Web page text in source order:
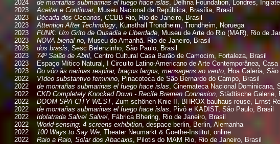
2024 de montañas submarinas el fuego hace islas, Delfina Foundation, Londres,
2023Aceitar e Continuar, Museu Nacional da República, Brasília, Brasil
2023 Década dos Oceanos, CCBB Rio, Rio de Janeiro, Brasil
2023Attention After Technology, Kunsthall Trondheim, Trondheim, Noruega
2023FUNK: Um Grito de Ousadia e Liberdade, Museu de Arte do Rio (MAR), Rio de
2023 NOVA bienal rio, Museu do Amanhã. Rio de Janeiro, Brasil
2023 dos brasis, Sesc Belenzinho, São Paulo, Brasil
2023 74º Salão de Abril, Centro Cultural Casa Barão de Camocim, Fortaleza, Brasil
2023 Espaço Mítico Natural, I Circuito Latino-Americano de Arte Contemporânea, Casa
2023Do vôo às narinas respirar, braços largos, mensagens ao vento, Hoa Galeria,
2022 Vídeo substantivo feminino, Pinacoteca de São Bernardo do Campo, Brasil
2022 de montañas submarinas el fuego hace islas, Cinemateca Nacional Dominicana,
2022 CKD Completely Knocked Down - Recife Bremen Connexion, Städtische Galerie,
2022 DOOM SPA CITY WEST, Zum schönen Knie II, BHROX bauhaus reuse, Ernst-
2022 de montañas submarinas el fuego hace islas, Pivô e KADIST, São Paulo, Brasil
2022 Idolatrada Salve! Salve!, Fábrica Bhering, Rio de Janeiro, Brasil
2022 World-sensing: 4 screens exhibition, despace berlin, Berlin, Alemanha
2022 100 Ways to Say We, Theater Neumarkt & Goethe-Institut, online
2022 Raio a Raio, Solar dos Abacaxis, Pilotis do MAM Rio, Rio de Janeiro, Brasil